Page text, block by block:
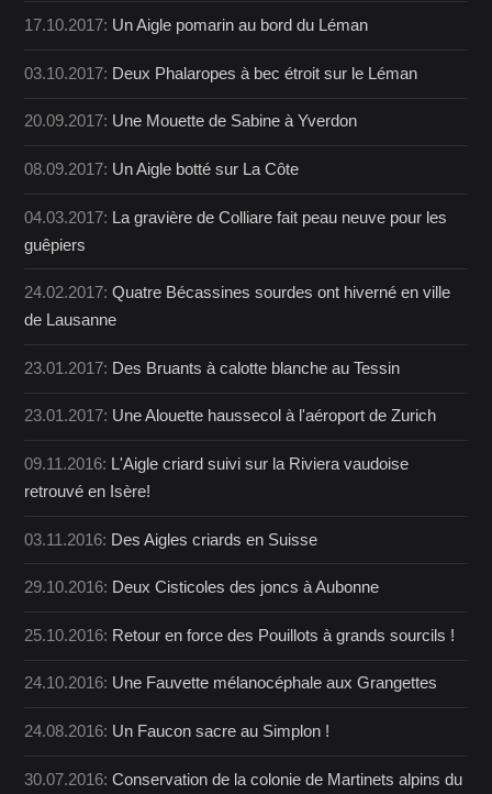
17.10.2017: Un Aigle pomarin au bord du Léman
03.10.2017: Deux Phalaropes à bec étroit sur le Léman
20.09.2017: Une Mouette de Sabine à Yverdon
08.09.2017: Un Aigle botté sur La Côte
04.03.2017: La gravière de Colliare fait peau neuve pour les
guêpiers
24.02.2017:Quatre Bécassines sourdes ont hiverné en ville
de Lausanne
23.01.2017: Des Bruants à calotte blanche au Tessin
23.01.2017: Une Alouette haussecol à l'aéroport de Zurich
09.11.2016: L'Aigle criard suivi sur la Riviera vaudoise
retrouvé en Isère!
03.11.2016: Des Aigles criards en Suisse
29.10.2016: Deux Cisticoles des joncs à Aubonne
25.10.2016: Retour en force des Pouillots à grands sourcils !
24.10.2016: Une Fauvette mélanocéphale aux Grangettes
24.08.2016: Un Faucon sacre au Simplon !
30.07.2016:Conservation de la colonie de Martinets alpins du